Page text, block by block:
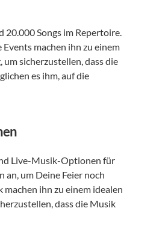
20.000 Songs im Repertoire.
machen ihn zu einem
sicherzustellen, dass die
es ihm, auf die
Live-Musik-Optionen für
um Deine Feier noch
ihn zu einem idealen
dass die Musik